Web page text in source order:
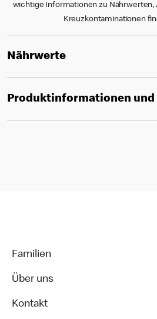
wichtige Informationen zu Nährwerten,
Kreuzkontaminationen
Nährwerte
Produktinformationen und
Familien
Über uns
Kontakt